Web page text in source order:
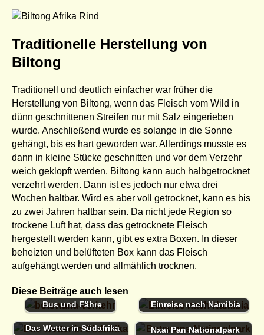
Traditionelle Herstellung von
Biltong
Traditionell und deutlich einfacher war früher die
Herstellung von Biltong, wenn das Fleisch vom Wild in
dünn geschnittenen Streifen nur mit Salz eingerieben
wurde. Anschließend wurde es solange in die Sonne
gehängt, bis es hart geworden war. Allerdings musste es
dann in kleine Stücke geschnitten und vor dem Verzehr
weich geklopft werden. Biltong kann auch halbgetrocknet
verzehrt werden. Dann ist es jedoch nur etwa drei
Wochen haltbar. Wird es aber voll getrocknet, kann es bis
zu zwei Jahren haltbar sein. Da nicht jede Region so
trockene Luft hat, dass das getrocknete Fleisch
hergestellt werden kann, gibt es extra Boxen. In dieser
beheizten und belüfteten Box kann das Fleisch
aufgehängt werden und allmählich trocknen.
Diese Beiträge auch lesen
Botswana mit Auto,
Bus und Fähre
Einreise nach Namibia
Das Wetter in Südafrika
Nxai Pan Nationalpark
Südafrika und die